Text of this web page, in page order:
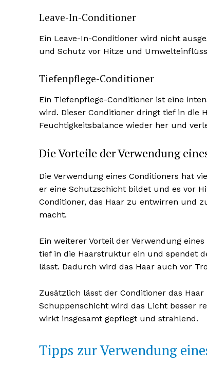
Leave-In-Conditioner
Ein Leave-In-Conditioner wird nicht
und Schutz vor Hitze und
Tiefenpflege-Conditioner
Ein Tiefenpflege-Conditioner ist eine
wird. Dieser Conditioner dringt tief in die
Feuchtigkeitsbalance wieder her und
Die Vorteile der Verwendung
Die Verwendung eines Conditioners hat
er eine Schutzschicht bildet und es vor
Conditioner, das Haar zu entwirren und
macht.
Ein weiterer Vorteil der Verwendung
tief in die Haarstruktur ein und spendet
lässt. Dadurch wird das Haar auch vor
Zusätzlich lässt der Conditioner das
Schuppenschicht wird das Licht besser
wirkt insgesamt gepflegt und strahlend.
Tipps zur Verwendung